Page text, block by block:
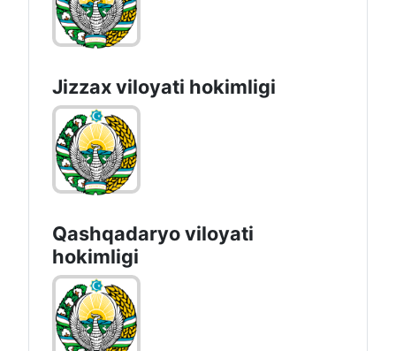
Buxoro viloyati hokimligi
Jizzах vilоyati hоkimligi